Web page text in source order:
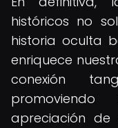
históricos no
historia oculta
enriquece
conexión
apreciación de